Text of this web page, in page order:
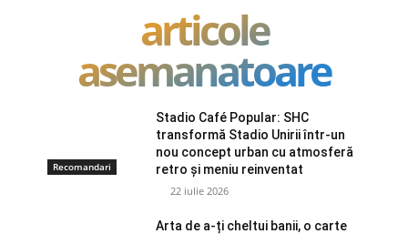
articole
asemanatoare
Recomandari
Stadio Café Popular: SHC
transformă Stadio Unirii într-un
nou concept urban cu atmosferă
retro și meniu reinventat
22 iulie 2026
Arta de a-ți cheltui banii, o carte